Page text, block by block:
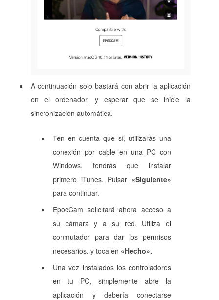
A continuación solo bastará con abrir la aplicación
en el ordenador, y esperar que se inicie la
sincronización automática.
Ten en cuenta que sí, utilizarás una
conexión por cable en una PC con
Windows, tendrás que instalar
primero iTunes. Pulsar «Siguiente»
para continuar.
EpocCam solicitará ahora acceso a
su cámara y a su red. Utiliza el
conmutador para dar los permisos
necesarios, y toca en «Hecho».
Una vez instalados los controladores
en tu PC, simplemente abre la
aplicación y debería conectarse